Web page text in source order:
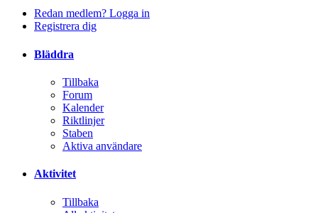
Redan medlem? Logga in
Registrera dig
Bläddra
Tillbaka
Forum
Kalender
Riktlinjer
Staben
Aktiva användare
Aktivitet
Tillbaka